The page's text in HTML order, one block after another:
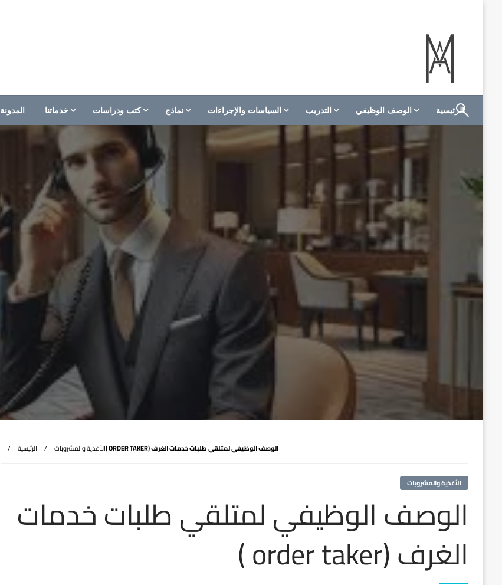
M A hotels | إم ايه هوتيلز
الموقع الأول للعاملين في الفنادق في العالم العربي
الرئيسية الوصف الوظيفي التدريب السياسات والإجراءات نماذج كتب ودراسات خدماتنا المدونة
الرئيسية الأغذية والمشروبات الوصف الوظيفي لمتلقي طلبات خدمات الغرف (ORDER TAKER )
الأغذية والمشروبات
الوصف الوظيفي لمتلقي طلبات خدمات
الغرف (order taker )